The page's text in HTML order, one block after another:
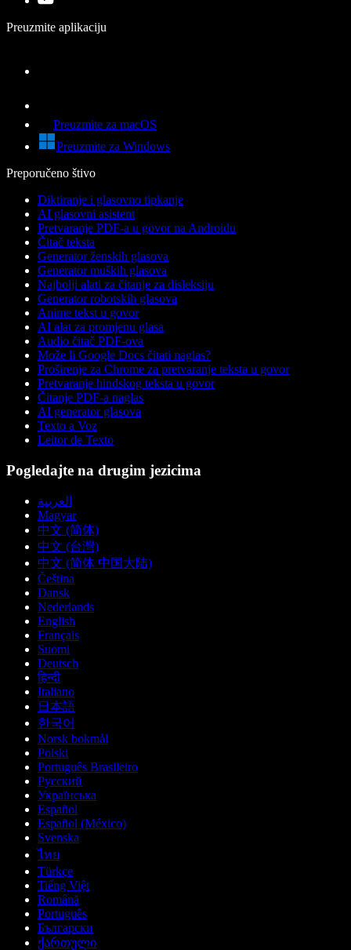
Preuzmite aplikaciju
Preuzmite za macOS
Preuzmite za Windows
Preporučeno štivo
Diktiranje i glasovno tipkanje
AI glasovni asistent
Pretvaranje PDF-a u govor na Androidu
Čitač teksta
Generator ženskih glasova
Generator muških glasova
Najbolji alati za čitanje za disleksiju
Generator robotskih glasova
Anime tekst u govor
AI alat za promjenu glasa
Audio čitač PDF-ova
Može li Google Docs čitati naglas?
Proširenje za Chrome za pretvaranje teksta u govor
Pretvaranje hindskog teksta u govor
Čitanje PDF-a naglas
AI generator glasova
Texto a Voz
Leitor de Texto
Pogledajte na drugim jezicima
العربية
Magyar
中文 (简体)
中文 (台灣)
中文 (简体 中国大陆)
Čeština
Dansk
Nederlands
English
Français
Suomi
Deutsch
हिन्दी
Italiano
日本語
한국어
Norsk bokmål
Polski
Português Brasileiro
Русский
Українська
Español
Español (México)
Svenska
ไทย
Türkçe
Tiếng Việt
Română
Português
Български
ქართული